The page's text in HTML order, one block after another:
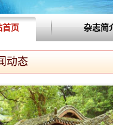
首页 杂志简
动态